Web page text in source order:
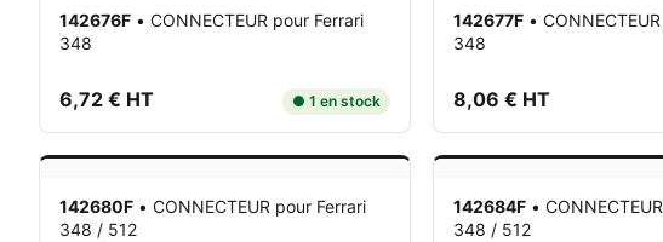
142676F • CONNECTEUR pour Ferrari
348
6,72 € HT ● 1 en stock
142677F • CONNECTEUR
348
8,06 € HT
142680F • CONNECTEUR pour Ferrari
348 / 512
142684F • CONNECTEUR
348 / 512